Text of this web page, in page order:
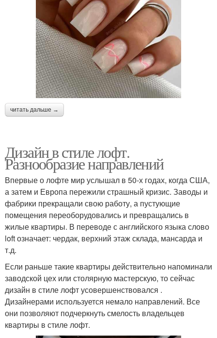
читать дальше →
Дизайн в стиле лофт.
Разнообразие направлений
Впервые о лофте мир услышал в 50-х годах, когда США,
а затем и Европа пережили страшный кризис. Заводы и
фабрики прекращали свою работу, а пустующие
помещения переоборудовались и превращались в
жилые квартиры. В переводе с английского языка слово
loft означает: чердак, верхний этаж склада, мансарда и
т.д.
Если раньше такие квартиры действительно напоминали
заводской цех или столярную мастерскую, то сейчас
дизайн в стиле лофт усовершенствовался .
Дизайнерами используется немало направлений. Все
они позволяют подчеркнуть смелость владельцев
квартиры в стиле лофт.